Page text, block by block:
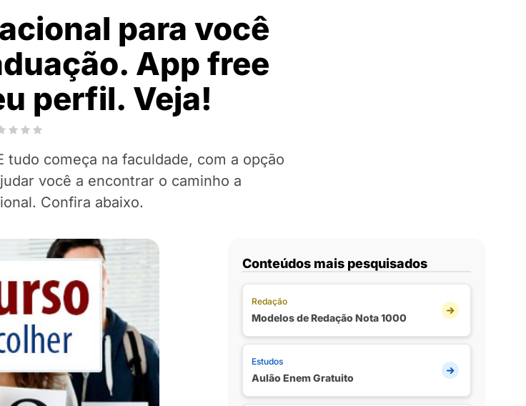
para você
App free
perfil. Veja!
começa na faculdade, com a opção
você a encontrar o caminho a
Confira abaixo.
Conteúdos mais pesquisados
Redação
Modelos de Redação Nota 1000
Estudos
Aulão Enem Gratuito